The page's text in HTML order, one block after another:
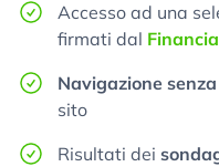
Accesso ad una
firmati dal
Navigazione
sito
Risultati dei